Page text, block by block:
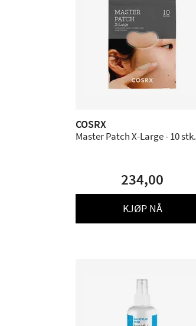
COSRX
Master Patch X-Large - 10 stk.
234,00
KJØP NÅ